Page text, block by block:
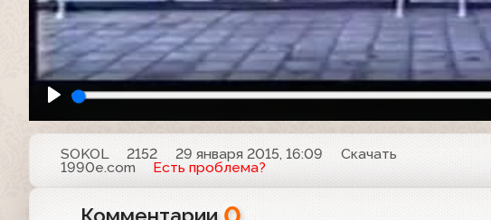
SOKOL 2152 29 января 2015, 16:09 Скачать
1990e.com Есть проблема?
Комментарии